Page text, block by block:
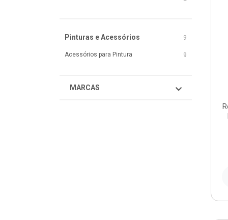
Pinturas e Acessórios 9
Acessórios para Pintura 9
MARCAS